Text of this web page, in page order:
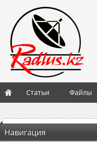
Статьи Файлы
Навигация